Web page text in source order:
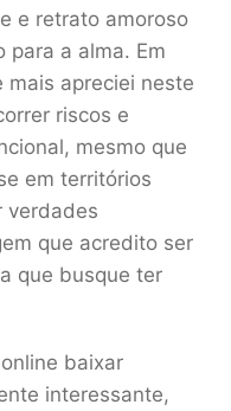
e retrato amoroso
para a alma. Em
mais apreciei neste
riscos e
mesmo que
em territórios
verdades
que acredito ser
que busque ter
baixar
interessante,